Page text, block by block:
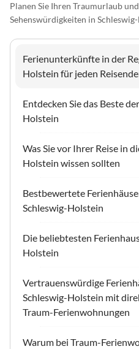
Planen Sie Ihren Traumurlaub
Sehenswürdigkeiten in
Ferienunterkünfte in der
Holstein für jeden
Entdecken Sie das Beste
Holstein
Was Sie vor Ihrer Reise in
Holstein wissen sollten
Bestbewertete
Schleswig-Holstein
Die beliebtesten
Holstein
Vertrauenswürdige
Schleswig-Holstein mit
Traum-Ferienwohnungen
Warum bei Traum-